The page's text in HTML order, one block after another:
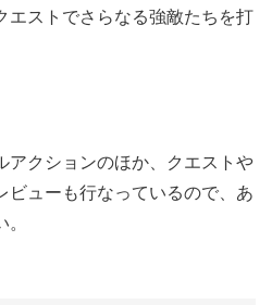
エストでさらなる強敵たちを打
アクションのほか、クエストや
ビューも行なっているので、あ